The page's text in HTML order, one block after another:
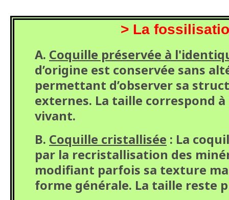
> La
A. Coquille préservée à
d’origine est conservée sans
permettant d’observer sa
externes. La taille correspond à
vivant.
B. Coquille cristallisée : La
par la recristallisation des
modifiant parfois sa texture
forme générale. La taille reste